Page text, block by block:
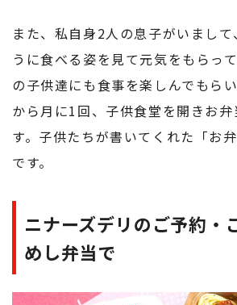
また、私自身2人の息子がいまし
うに食べる姿を見て元気をもらっ
の子供達にも食事を楽しんでもら
から月に1回、子供食堂を開きお
す。子供たちが書いてくれた「お
です。
ニナーズデリのご予約・
めし弁当で